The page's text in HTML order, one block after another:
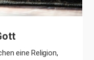
eine Religion,